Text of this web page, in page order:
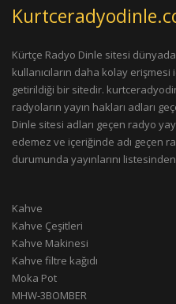
Kürtçe Radyo Dinle sitesi
kullanıcıların daha kolay
getirildiği bir sitedir.
radyoların yayın hakları adları
Dinle sitesi adları geçen radyo
edemez ve içeriğinde adı geçen
durumunda yayınlarını
Kahve
Kahve Çeşitleri
Kahve Makinesi
Kahve filtre kağıdı
Moka Pot
MHW-3BOMBER